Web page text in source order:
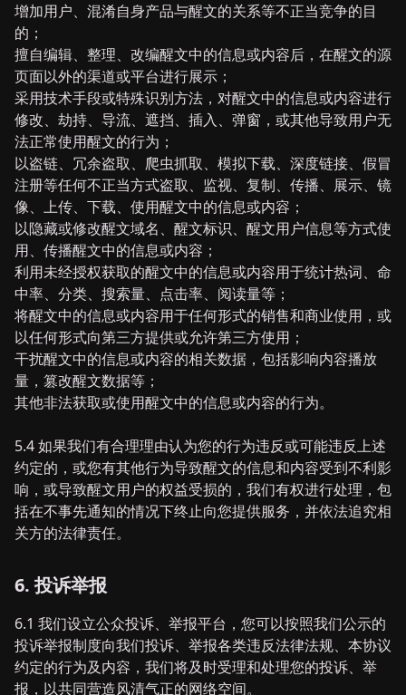
增加用户、混淆自身产品与醒文的关系等不正当竞争的目
的；
擅自编辑、整理、改编醒文中的信息或内容后，在醒文的源
页面以外的渠道或平台进行展示；
采用技术手段或特殊识别方法，对醒文中的信息或内容进行
修改、劫持、导流、遮挡、插入、弹窗，或其他导致用户无
法正常使用醒文的行为；
以盗链、冗余盗取、爬虫抓取、模拟下载、深度链接、假冒
注册等任何不正当方式盗取、监视、复制、传播、展示、镜
像、上传、下载、使用醒文中的信息或内容；
以隐藏或修改醒文域名、醒文标识、醒文用户信息等方式使
用、传播醒文中的信息或内容；
利用未经授权获取的醒文中的信息或内容用于统计热词、命
中率、分类、搜索量、点击率、阅读量等；
将醒文中的信息或内容用于任何形式的销售和商业使用，或
以任何形式向第三方提供或允许第三方使用；
干扰醒文中的信息或内容的相关数据，包括影响内容播放
量，篡改醒文数据等；
其他非法获取或使用醒文中的信息或内容的行为。
5.4 如果我们有合理理由认为您的行为违反或可能违反上述
约定的，或您有其他行为导致醒文的信息和内容受到不利影
响，或导致醒文用户的权益受损的，我们有权进行处理，包
括在不事先通知的情况下终止向您提供服务，并依法追究相
关方的法律责任。
6. 投诉举报
6.1 我们设立公众投诉、举报平台，您可以按照我们公示的
投诉举报制度向我们投诉、举报各类违反法律法规、本协议
约定的行为及内容，我们将及时受理和处理您的投诉、举
报，以共同营造风清气正的网络空间。